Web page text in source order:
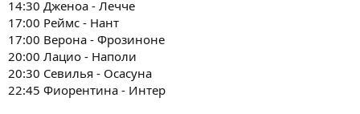
14:30 Дженоа - Лечче
17:00 Реймс - Нант
17:00 Верона - Фрозиноне
20:00 Лацио - Наполи
20:30 Севилья - Осасуна
22:45 Фиорентина - Интер